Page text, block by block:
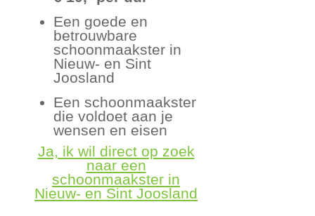
Een goede en
betrouwbare
schoonmaakster in
Nieuw- en Sint
Joosland
Een schoonmaakster
die voldoet aan je
wensen en eisen
Ja, ik wil direct op zoek
naar een
schoonmaakster in
Nieuw- en Sint Joosland